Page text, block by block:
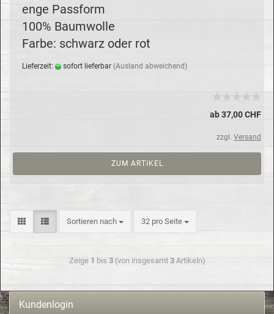
enge Pass­form
100% Baum­wol­le
Farbe: schwarz oder rot
Lie­fer­zeit: so­fort lie­fer­bar (Aus­land ab­wei­chend)
ab 37,00 CHF
zzgl. Versand
ZUM ARTIKEL
Sortieren nach 32 pro Seite
Zeige 1 bis 3(von insgesamt 3Artikeln)
Kundenlogin